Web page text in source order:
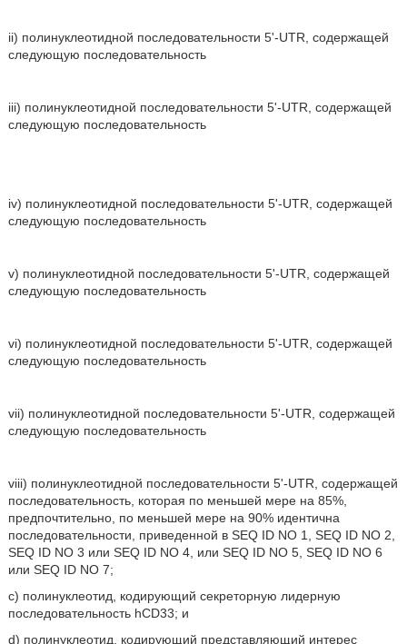
ii) полинуклеотидной последовательности 5'-UTR, содержащей
следующую последовательность
iii) полинуклеотидной последовательности 5'-UTR, содержащей
следующую последовательность
iv) полинуклеотидной последовательности 5'-UTR, содержащей
следующую последовательность
v) полинуклеотидной последовательности 5'-UTR, содержащей
следующую последовательность
vi) полинуклеотидной последовательности 5'-UTR, содержащей
следующую последовательность
vii) полинуклеотидной последовательности 5'-UTR, содержащей
следующую последовательность
viii) полинуклеотидной последовательности 5'-UTR, содержащей
последовательность, которая по меньшей мере на 85%,
предпочтительно, по меньшей мере на 90% идентична
последовательности, приведенной в SEQ ID NO 1, SEQ ID NO 2,
SEQ ID NO 3 или SEQ ID NO 4, или SEQ ID NO 5, SEQ ID NO 6
или SEQ ID NO 7;
c) полинуклеотид, кодирующий секреторную лидерную
последовательность hCD33; и
d) полинуклеотид, кодирующий представляющий интерес